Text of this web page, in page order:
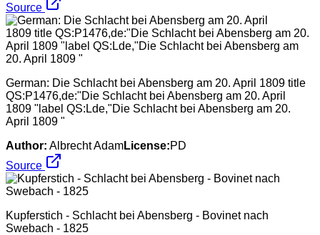
Source
German: Die Schlacht bei Abensberg am 20. April 1809 title
QS:P1476,de:"Die Schlacht bei Abensberg am 20. April
1809 "label QS:Lde,"Die Schlacht bei Abensberg am 20.
April 1809 "
Author: Albrecht AdamLicense:PD
Source
Kupferstich - Schlacht bei Abensberg - Bovinet nach
Swebach - 1825